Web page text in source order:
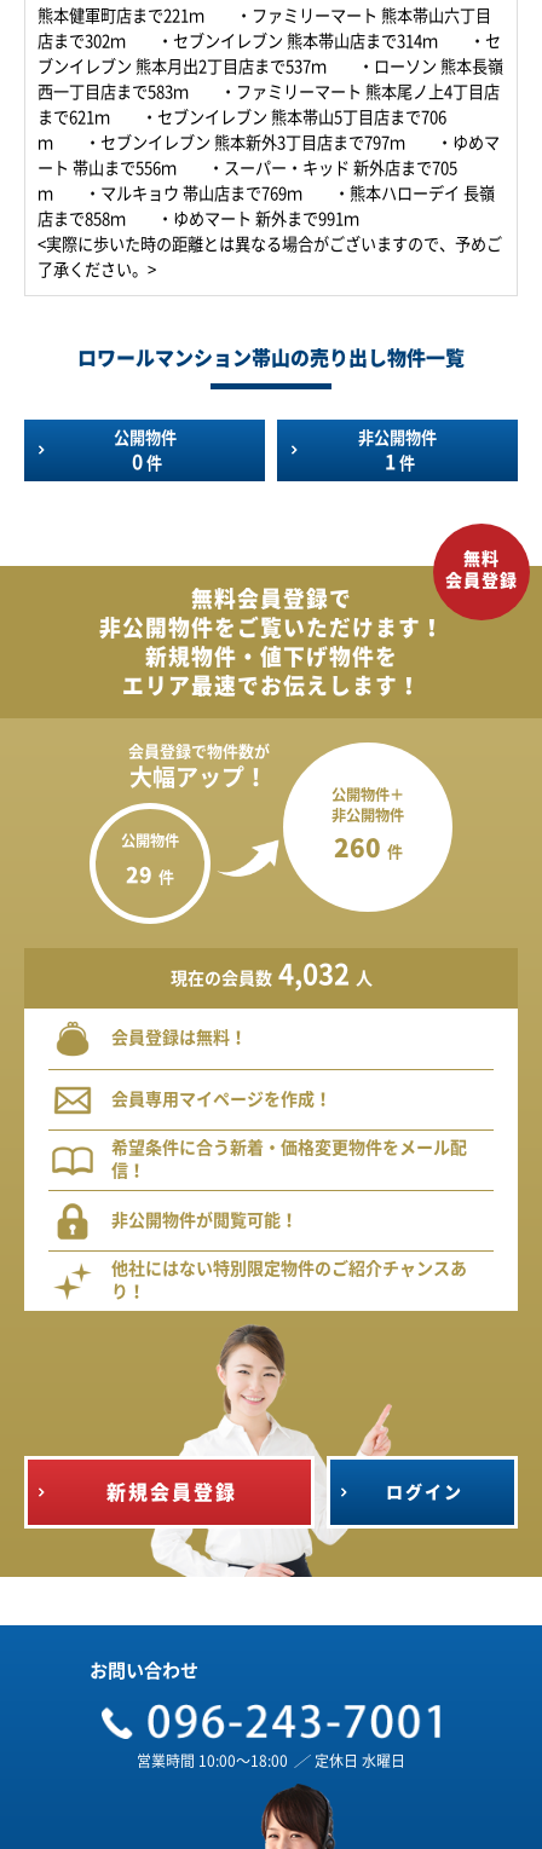
熊本健軍町店まで221ｍ ・ファミリーマート 熊本帯山六丁目
店まで302ｍ ・セブンイレブン 熊本帯山店まで314ｍ ・セ
ブンイレブン 熊本月出2丁目店まで537ｍ ・ローソン 熊本長嶺
西一丁目店まで583ｍ ・ファミリーマート 熊本尾ノ上4丁目店
まで621ｍ ・セブンイレブン 熊本帯山5丁目店まで706
ｍ ・セブンイレブン 熊本新外3丁目店まで797ｍ ・ゆめマ
ート 帯山まで556ｍ ・スーパー・キッド 新外店まで705
ｍ ・マルキョウ 帯山店まで769ｍ ・熊本ハローデイ 長嶺
店まで858ｍ ・ゆめマート 新外まで991ｍ
<実際に歩いた時の距離とは異なる場合がございますので、予めご
了承ください。>
ロワールマンション帯山の売り出し物件一覧
公開物件
0 件
非公開物件
1 件
無料会員登録で
非公開物件を ご覧いただけます！
新規物件・値下げ物件を
エリア最速でお伝えします！
会員登録で物件数が
大幅アップ！
公開物件
29 件
公開物件＋
非公開物件
260 件
現在の会員数 4,032 人
会員登録は無料！
会員専用マイページを作成！
希望条件に合う新着・価格変更物件をメール配
信！
非公開物件が閲覧可能！
他社にはない特別限定物件のご紹介チャンスあ
り！
新規会員登録 ログイン
お問い合わせ
営業時間 10:00～18:00 ／ 定休日 水曜日